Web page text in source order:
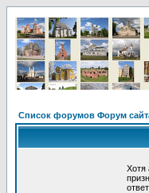
Список форумов Форум
Хотя